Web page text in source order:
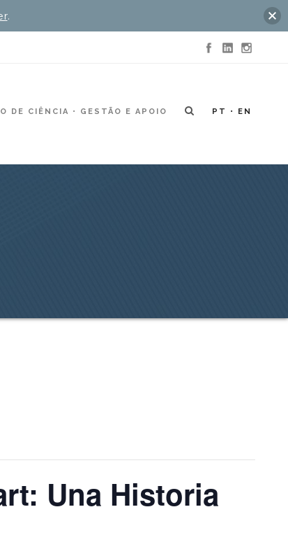
DE CIÊNCIA GESTÃO E APOIO PT EN
Una Historia
.